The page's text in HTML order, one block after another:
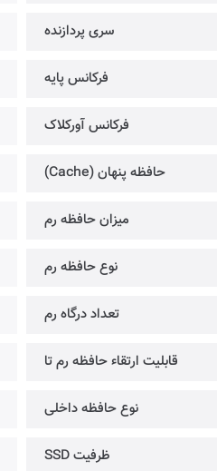
سری پردازنده
فرکانس پایه
فرکانس آورکلاک
حافظه پنهان (Cache)
میزان حافظه رم
نوع حافظه رم
تعداد درگاه رم
قابلیت ارتقاء حافظه رم تا
نوع حافظه داخلی
ظرفیت SSD